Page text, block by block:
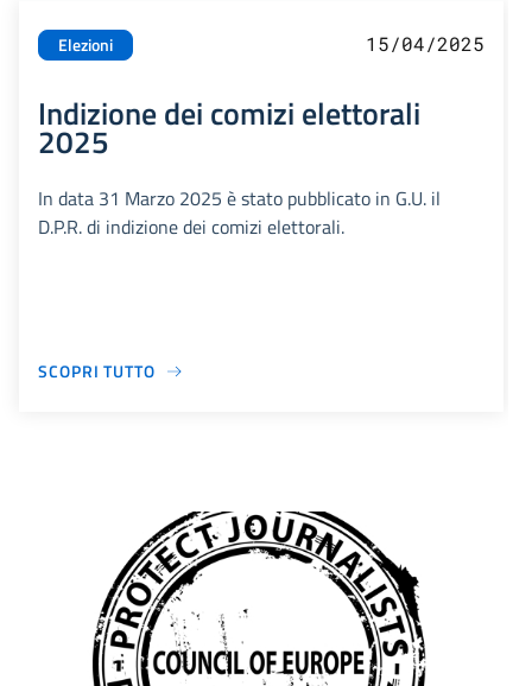
Elezioni 15/04/2025
Indizione dei comizi elettorali
2025
In data 31 Marzo 2025 è stato pubblicato in G.U. il
D.P.R. di indizione dei comizi elettorali.
SCOPRI TUTTO